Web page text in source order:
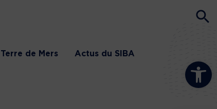
Ouvrir la
Terre de Mers Actus du SIBA